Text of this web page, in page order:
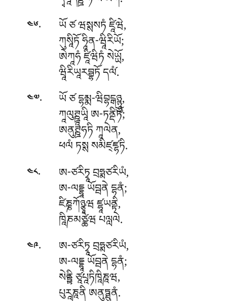
༤༦. ཡོཙ ཝསྶསཏཾ ཛཱིཝེ,
ཀུསཱིཏོ ཧཱིན-ཝཱིརིཡོ;
ཨེཀཱཧཾ ཛཱིཝིཏཾ སེཡྻོ,
ཝཱིརིཡཱརབྦྷཏོ དལ༹ཾ.
༤༧. ཡོཙ དྷམྨ-ཝིབྷངྒཉྙཱུ,
ཀཱལུཊྛཱཡཱི ཨ-ཏནྡིཏོ;
ཨནུཊྛཧཏི ཀཱལེན,
ཕལཾ ཏསྶ སམིཛ྄ཛྷཏི.
༤༨. ཨ-ཙརིཏྭཱབྲཧྨཙརིཡཾ,
ཨ-ལདྡྷཱ ཡོབྦནེ དྷནཾ;
ཛིཎྞཀོཉྩཱཝ ཛྷཱཡནྟི,
ཁཱིཎམཙྪེཝ པལླལེ.
༤༩. ཨ-ཙརིཏྭཱབྲཧྨཙརིཡཾ,
ཨ-ལདྡྷཱ ཡོབྦནེ དྷནཾ;
སེནྟྟི ཙཱཔཱཏིཁཱིཎཱཝ,